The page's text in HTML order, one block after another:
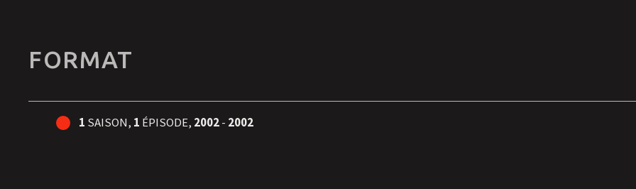
FORMAT
1 SAISON, 1 ÉPISODE, 2002- 2002